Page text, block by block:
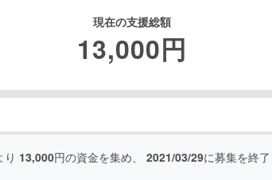
現在の支援総額
13,000円
り 13,000円の資金を集め、 2021/03/29に募集を終